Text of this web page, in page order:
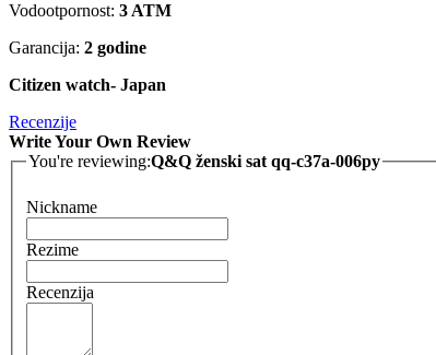
Vodootpornost: 3 ATM
Garancija: 2 godine
Citizen watch- Japan
Recenzije
Write Your Own Review
You're reviewing:Q&Q ženski sat qq-c37a-006py
Nickname
Rezime
Recenzija